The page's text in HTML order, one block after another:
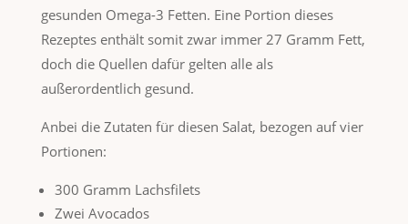
gesunden Omega-3 Fetten. Eine Portion dieses
Rezeptes enthält somit zwar immer 27 Gramm Fett,
doch die Quellen dafür gelten alle als
außerordentlich gesund.
Anbei die Zutaten für diesen Salat, bezogen auf vier
Portionen:
300 Gramm Lachsfilets
Zwei Avocados